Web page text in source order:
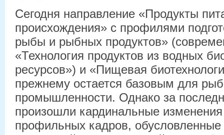
Сегодня направление «Продукты
происхождения» с профилями
рыбы и рыбных продуктов»
«Технология продуктов из водных
ресурсов») и «Пищевая
прежнему остается базовым для
промышленности. Однако за
произошли кардинальные изменения
профильных кадров,